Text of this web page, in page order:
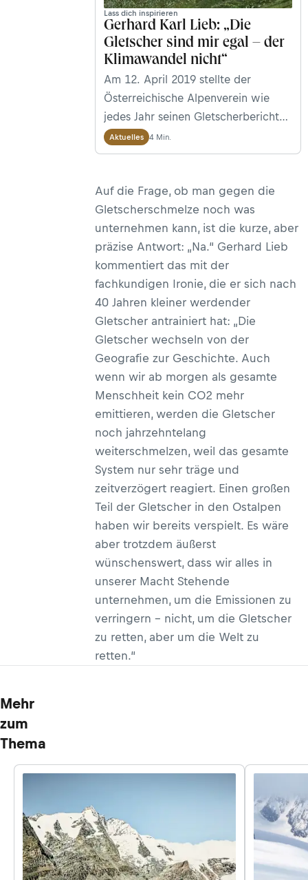
Lass dich inspirieren
Gerhard Karl Lieb: „Die
Gletscher sind mir egal – der
Klimawandel nicht“
Am 12. April 2019 stellte der
Österreichische Alpenverein wie
jedes Jahr seinen Gletscherbericht
vor. Seit exakt 128 Jahren
dokumentieren Wissenschaftler und
Basis die Längenentwicklung von
derzeit 93 Gletschern in Österreich –
eine ununterbrochene Datenreihe,
die nicht nur von wissenschaftlicher,
sondern auch von gesellschaftlicher
Relevanz ist. Wir haben beim Leiter
des Gletschermessdienstes, Prof.
Gerhard Karl Lieb, im Detail
nachgefragt.
Aktuelles 4 Min.
Auf die Frage, ob man gegen die
Gletscherschmelze noch was
unternehmen kann, ist die kurze, aber
präzise Antwort: „Na.“ Gerhard Lieb
kommentiert das mit der
fachkundigen Ironie, die er sich nach
40 Jahren kleiner werdender
Gletscher antrainiert hat: „Die
Gletscher wechseln von der
Geografie zur Geschichte. Auch
wenn wir ab morgen als gesamte
Menschheit kein CO2 mehr
emittieren, werden die Gletscher
noch jahrzehntelang
weiterschmelzen, weil das gesamte
System nur sehr träge und
zeitverzögert reagiert. Einen großen
Teil der Gletscher in den Ostalpen
haben wir bereits verspielt. Es wäre
aber trotzdem äußerst
wünschenswert, dass wir alles in
unserer Macht Stehende
unternehmen, um die Emissionen zu
verringern – nicht, um die Gletscher
zu retten, aber um die Welt zu
retten.“
Mehr
zum
Thema